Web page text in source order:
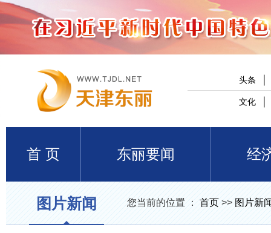
头条
文化
首 页 东丽要闻 经
图片新闻 您当前的位置 ： 首页 >> 图片新